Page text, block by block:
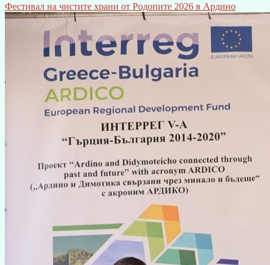
Фестивал на чистите храни от Родопите 2026 в Ардино